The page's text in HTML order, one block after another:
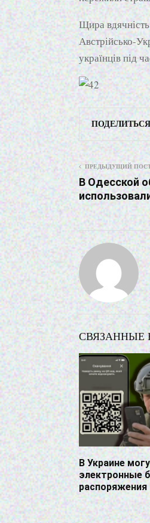
Щира вдячність
Австрійсько-
українців під
ПОДЕЛИТЬСЯ
ПРЕДЫДУЩИЙ
В Одесской
СВЯЗАННЫЕ
В Украине
электронные
распоряжения